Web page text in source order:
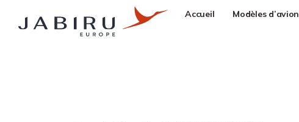
Accueil Modèles d’avion